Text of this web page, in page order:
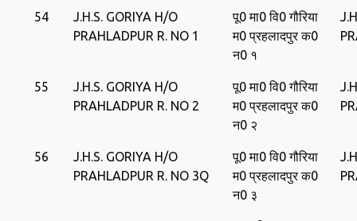
54
J.H.S. GORIYA H/O
PRAHLADPUR R. NO 1
पू0 मा0 वि0 गौरिया
म0 प्रहलादपुर क0
न0 १
55
J.H.S. GORIYA H/O
PRAHLADPUR R. NO 2
पू0 मा0 वि0 गौरिया
म0 प्रहलादपुर क0
न0 २
56
J.H.S. GORIYA H/O
PRAHLADPUR R. NO 3Q
पू0 मा0 वि0 गौरिया
म0 प्रहलादपुर क0
न0 ३